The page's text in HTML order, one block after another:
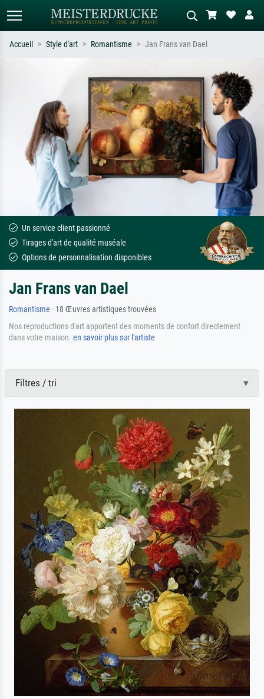
Recherchez par artiste, titre ou style –
ex. Monet, Nuit étoilée,
impressionnisme, vague de Hokusai,
nu.
Décrivez la scène – ex. prairie verte,
abstrait avec beaucoup de rouge,
tableau sombre, nu debout près d'un
arbre.
Accueil Style d'art Romantisme Jan Frans van Dael
Un service client passionné
Tirages d'art de qualité muséale
Options de personnalisation disponibles
Jan Frans van Dael
Romantisme · 18 Œuvres artistiques trouvées
Nos reproductions d'art apportent des moments de confort directement
dans votre maison. en savoir plus sur l'artiste
Filtres / tri